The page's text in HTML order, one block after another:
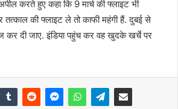
करते हुए कहा कि 9 मार्च की फ्लाइट भी
की फ्लाइट ले तो काफी महंगी हैं. दुबई से
कर दी जाए. इंडिया पहुंच कर वह खुदके खर्चे पर